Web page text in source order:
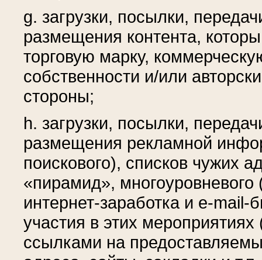
g. загрузки, посылки,
размещения контента,
торговую марку,
собственности и/или
стороны;
h. загрузки, посылки,
размещения рекламной
поискового), списков чужих
«пирамид», многоуровневого
интернет-заработка и e-
участия в этих
ссылками на